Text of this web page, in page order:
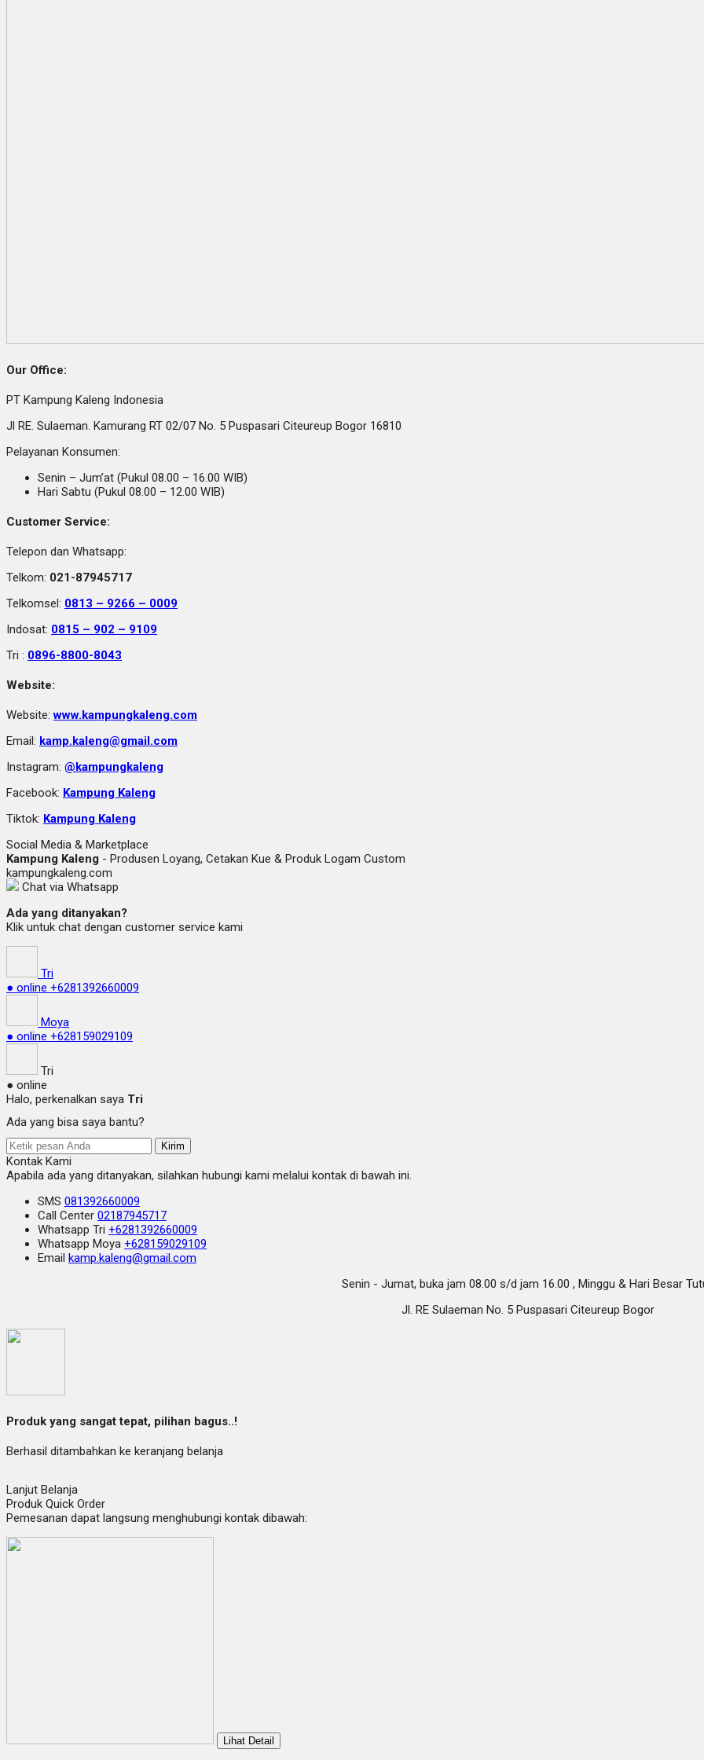
Our Office:
PT Kampung Kaleng Indonesia
Jl RE. Sulaeman. Kamurang RT 02/07 No. 5 Puspasari Citeureup Bogor 16810
Pelayanan Konsumen:
Senin – Jum’at (Pukul 08.00 – 16.00 WIB)
Hari Sabtu (Pukul 08.00 – 12.00 WIB)
Customer Service:
Telepon dan Whatsapp:
Telkom: 021-87945717
Telkomsel: 0813 – 9266 – 0009
Indosat: 0815 – 902 – 9109
Tri : 0896-8800-8043
Website:
Website:www.kampungkaleng.com
Email: kamp.kaleng@gmail.com
Instagram: @kampungkaleng
Facebook: Kampung Kaleng
Tiktok: Kampung Kaleng
Social Media & Marketplace
Kampung Kaleng - Produsen Loyang, Cetakan Kue & Produk Logam Custom
kampungkaleng.com
Chat via Whatsapp
Ada yang ditanyakan?
Klik untuk chat dengan customer service kami
Tri
● online +6281392660009
Moya
● online +628159029109
Tri
● online
Halo, perkenalkan saya Tri
Ada yang bisa saya bantu?
Kirim
Kontak Kami
Apabila ada yang ditanyakan, silahkan hubungi kami melalui kontak di bawah ini.
SMS 081392660009
Call Center 02187945717
Whatsapp Tri +6281392660009
Whatsapp Moya +628159029109
Email kamp.kaleng@gmail.com
Senin - Jumat, buka jam 08.00 s/d jam 16.00 , Minggu & Hari Besar
Jl. RE Sulaeman No. 5 Puspasari Citeureup Bogor
Produk yang sangat tepat, pilihan bagus..!
Berhasil ditambahkan ke keranjang belanja
Lanjut Belanja
Produk Quick Order
Pemesanan dapat langsung menghubungi kontak dibawah:
Lihat Detail